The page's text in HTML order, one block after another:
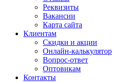
Реквизиты
Вакансии
Карта сайта
Клиентам
Скидки и акции
Онлайн-калькулятор
Вопрос-ответ
Оптовикам
Контакты